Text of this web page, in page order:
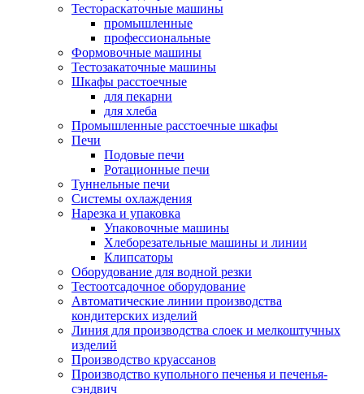
Тестораскаточные машины
промышленные
профессиональные
Формовочные машины
Тестозакаточные машины
Шкафы расстоечные
для пекарни
для хлеба
Промышленные расстоечные шкафы
Печи
Подовые печи
Ротационные печи
Туннельные печи
Системы охлаждения
Нарезка и упаковка
Упаковочные машины
Хлеборезательные машины и линии
Клипсаторы
Оборудование для водной резки
Тестоотсадочное оборудование
Автоматические линии производства
кондитерских изделий
Линия для производства слоек и мелкоштучных
изделий
Производство круассанов
Производство купольного печенья и печенья-
сэндвич